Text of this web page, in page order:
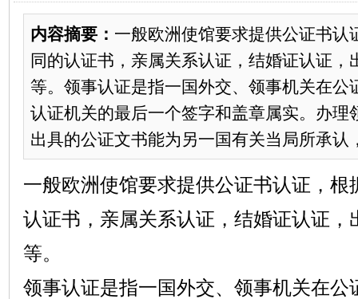
内容摘要： 一般欧洲使馆要求提供公证书认
同的认证书，亲属关系认证，结婚证认证，
等。领事认证是指一国外交、领事机关在公
认证机关的最后一个签字和盖章属实。办理
出具的公证文书能为另一国有关当局所承认
一般欧洲使馆要求提供公证书认证，根
认证书，亲属关系认证，结婚证认证，
等。
领事认证是指一国外交、领事机关在公